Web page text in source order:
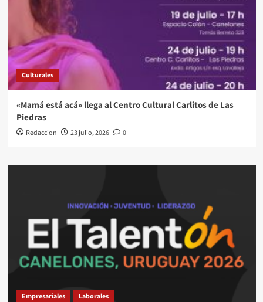
Culturales
«Mamá está acá» llega al Centro Cultural Carlitos de Las
Piedras
Redaccion 23 julio, 2026 0
Empresariales Laborales